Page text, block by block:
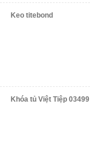
Keo titebond
Khóa tủ Việt Tiệp 03499